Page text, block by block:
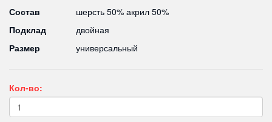
Состав
шерсть 50% акрил 50%
Подклад
двойная
Размер
универсальный
Кол-во: